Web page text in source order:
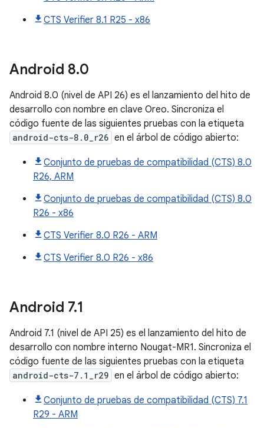
CTS Verifier 8.1 R25 - x86
Android 8.0
Android 8.0 (nivel de API 26) es el lanzamiento del hito de
desarrollo con nombre en clave Oreo. Sincroniza el
código fuente de las siguientes pruebas con la etiqueta
android-cts-8.0_r26 en el árbol de código abierto:
Conjunto de pruebas de compatibilidad (CTS) 8.0
R26, ARM
Conjunto de pruebas de compatibilidad (CTS) 8.0
R26 - x86
CTS Verifier 8.0 R26 - ARM
CTS Verifier 8.0 R26 - x86
Android 7.1
Android 7.1 (nivel de API 25) es el lanzamiento del hito de
desarrollo con nombre interno Nougat-MR1. Sincroniza el
código fuente de las siguientes pruebas con la etiqueta
android-cts-7.1_r29 en el árbol de código abierto:
Conjunto de pruebas de compatibilidad (CTS) 7.1
R29 - ARM